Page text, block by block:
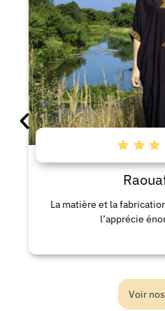
Raouafi V.
La matière et la fabrication sont
l’apprécie
Voir